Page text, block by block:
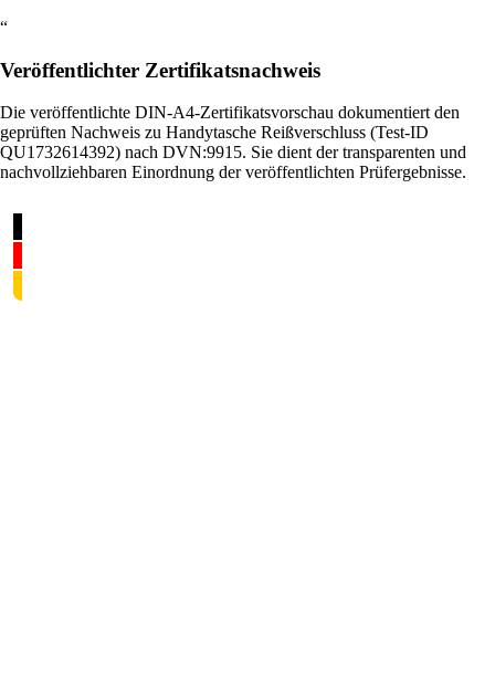
“
Veröffentlichter Zertifikatsnachweis
Die veröffentlichte DIN-A4-Zertifikatsvorschau dokumentiert den
geprüften Nachweis zu Handytasche Reißverschluss (Test-ID
QU1732614392) nach DVN:9915. Sie dient der transparenten und
nachvollziehbaren Einordnung der veröffentlichten Prüfergebnisse.